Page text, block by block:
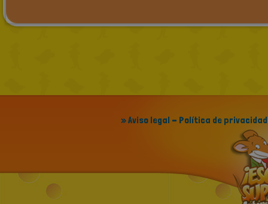
» Aviso legal - Política de privacidad